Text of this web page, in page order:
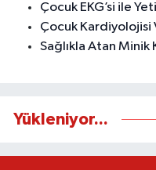
Çocuk EKG’si ile
Çocuk Kardiyolojisi
Sağlıkla Atan Minik
Yükleniyor...